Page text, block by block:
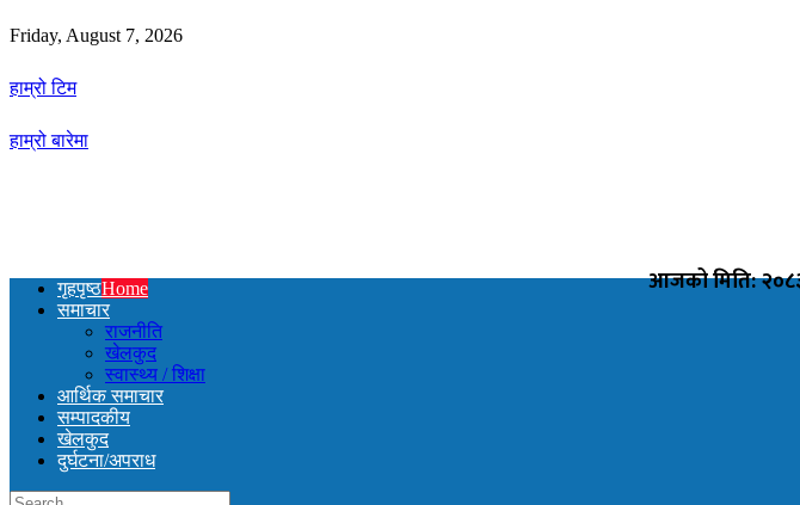
Friday, August 7, 2026
हाम्रो टिम
हाम्रो बारेमा
आजको मिति:
गृहपृष्ठHome
समाचार
राजनीति
खेलकुद
स्वास्थ्य / शिक्षा
आर्थिक समाचार
सम्पादकीय
खेलकुद
दुर्घटना/अपराध